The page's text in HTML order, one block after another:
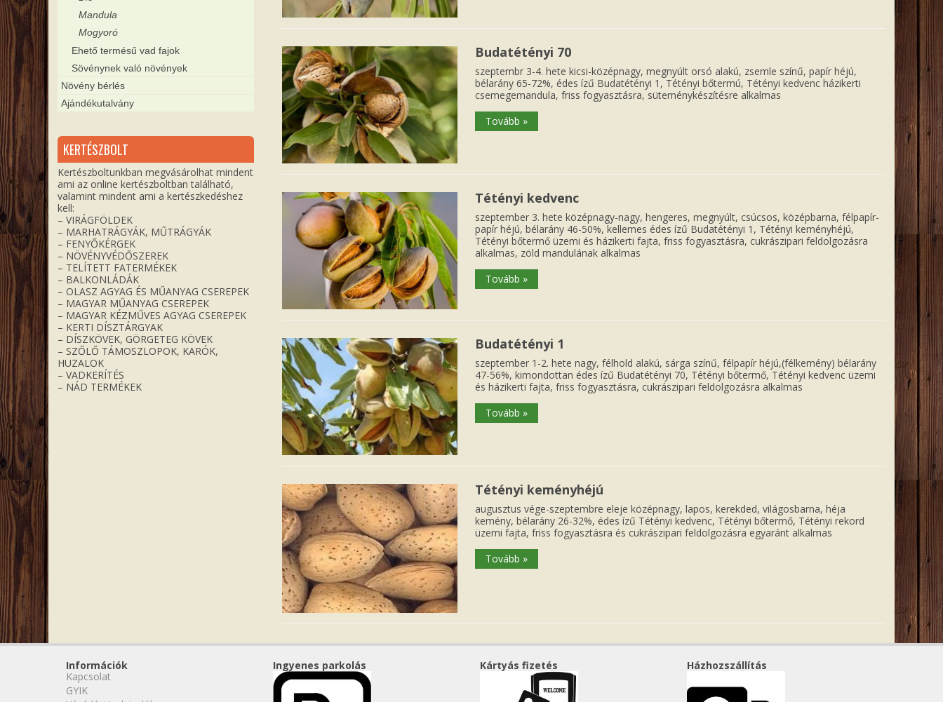
Budatétényi 70
szeptembr 3-4. hete kicsi-középnagy, megnyúlt orsó alakú, zsemle színű, papír héjú,
bélarány 65-72%, édes ízű Budatétényi 1, Tétényi bőtermú, Tétényi kedvenc házikerti
csemegemandula, friss fogyasztásra, süteménykészítésre alkalmas
Tovább »
Tétényi kedvenc
szeptember 3. hete középnagy-nagy, hengeres, megnyúlt, csúcsos, középbarna, félpapír-
papír héjú, bélarány 46-50%, kellemes édes ízű Budatétényi 1, Tétényi keményhéjú,
Tétényi bőtermő üzemi és házikerti fajta, friss fogyasztásra, cukrászipari feldolgozásra
alkalmas, zöld mandulának alkalmas
Tovább »
Budatétényi 1
szeptember 1-2. hete nagy, félhold alakú, sárga színű, félpapír héjú,(félkemény) bélarány
47-56%, kimondottan édes ízű Budatétényi 70, Tétényi bőtermő, Tétényi kedvenc üzemi
és házikerti fajta, friss fogyasztásra, cukrászipari feldolgozásra alkalmas
Tovább »
Tétényi keményhéjú
augusztus vége-szeptembre eleje középnagy, lapos, kerekded, világosbarna, héja
kemény, bélarány 26-32%, édes ízű Tétényi kedvenc, Tétényi bőtermő, Tétényi rekord
üzemi fajta, friss fogyasztásra és cukrászipari feldolgozásra egyaránt alkalmas
Tovább »
Mandula
Mogyoró
Ehető termésű vad fajok
Sövénynek való növények
Növény bérlés
Ajándékutalvány
KERTÉSZBOLT
Kertészboltunkban megvásárolhat mindent
ami az online kertészboltban található,
valamint mindent ami a kertészkedéshez
kell:
– VIRÁGFÖLDEK
– MARHATRÁGYÁK, MŰTRÁGYÁK
– FENYŐKÉRGEK
– NÖVÉNYVÉDŐSZEREK
– TELÍTETT FATERMÉKEK
– BALKONLÁDÁK
– OLASZ AGYAG ÉS MŰANYAG CSEREPEK
– MAGYAR MŰANYAG CSEREPEK
– MAGYAR KÉZMŰVES AGYAG CSEREPEK
– KERTI DÍSZTÁRGYAK
– DÍSZKÖVEK, GÖRGETEG KÖVEK
– SZŐLŐ TÁMOSZLOPOK, KARÓK,
HUZALOK
– VADKERÍTÉS
– NÁD TERMÉKEK
Információk
Kapcsolat
GYIK
Ingyenes parkolás Kártyás fizetés Házhozszállítás